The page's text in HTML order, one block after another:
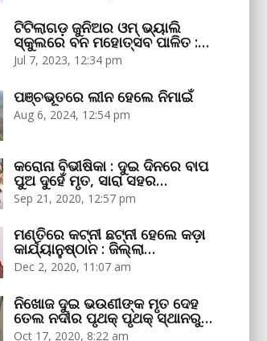
ଟିଟିଲାଗଡ଼ ଜୁନିଅର ଓମ୍‌ ଭ୍ୟାଲି
ସ୍କୁଲରେ ବନ ମହୋତ୍ସବ ପାଳିତ :…
Jul 7, 2023, 12:34 pm
ପଞ୍ଚଭୂତରେ ଲୀନ ହେଲେ ନିମାଇଁ
Aug 6, 2024, 12:54 pm
କରୋନା ବିଭୀଷିକା : ଦୁଇ ଦିନରେ ବାପ
ପୁଅ ଦୁହେଁ ମୃତ, ସାରା ସହର…
Sep 21, 2020, 12:57 pm
ମଣ୍ତିରେ କଟ୍‌ନୀ ଛଟ୍‌ନୀ ହେଲେ କଡ଼ା
କାର୍ଯ୍ୟାନୁଷ୍ଠାନ : ଜିଲ୍ଲା…
Dec 2, 2020, 11:07 am
ନିଖୋଜ ଦୁଇ ଭଉଣୀଙ୍କ ମୃତ ଦେହ
ତେଲ ନଦୀର ପୃଥକ୍‌ ପୃଥକ୍‌ ସ୍ଥାନରୁ…
Oct 17, 2020, 8:22 am